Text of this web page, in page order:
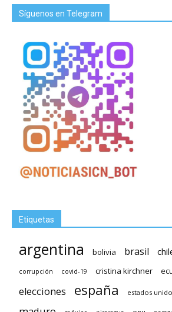
Síguenos en Telegram
Etiquetas
argentina bolivia brasil
corrupción covid-19 cristina kirchner
elecciones españa estados